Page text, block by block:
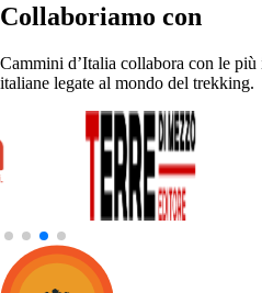
Collaboriamo con
Cammini d’Italia collabora con le
italiane legate al mondo del trekking.